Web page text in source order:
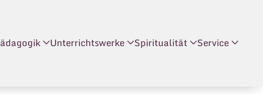
Unterrichtswerke Spiritualität Service